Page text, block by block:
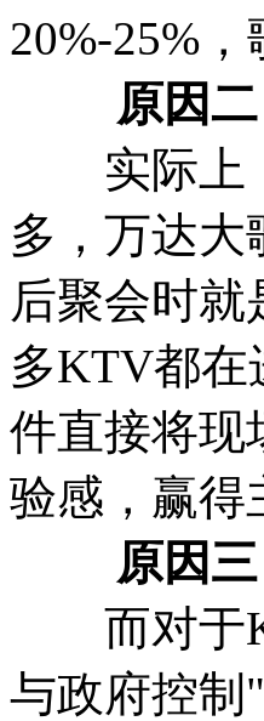
20%-25%
原因
实际上，
多，万达大
后聚会时
多KTV都在
件直接将现
验感，赢得
原因
而对于
与政府控制